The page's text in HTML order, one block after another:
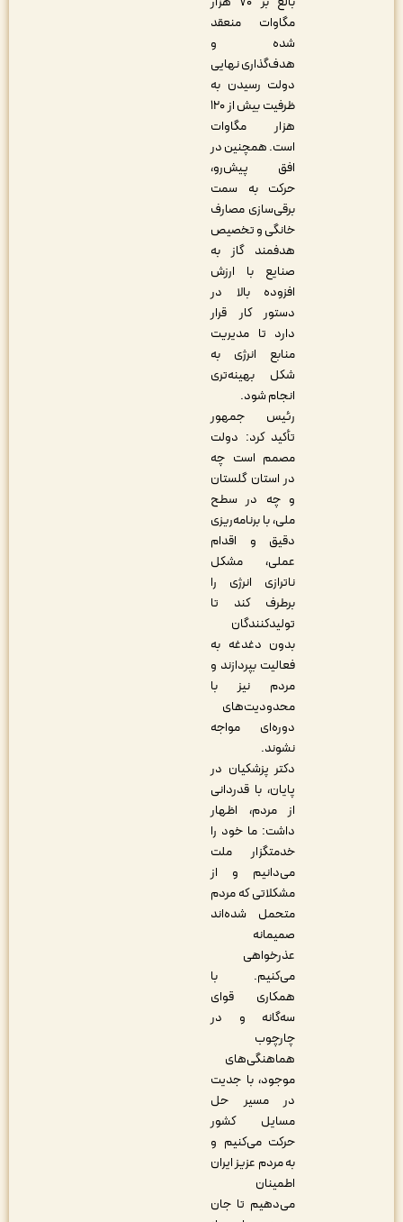
مگاوات منعقد
شده و
هدف‌گذاری نهایی
دولت رسیدن به
ظرفیت بیش از ۱۲۰
هزار مگاوات
است. همچنین در
افق پیش‌رو،
حرکت به سمت
برقی‌سازی مصارف
خانگی و تخصیص
هدفمند گاز به
صنایع با ارزش
افزوده بالا در
دستور کار قرار
دارد تا مدیریت
منابع انرژی به
شکل بهینه‌تری
انجام شود.
رئیس جمهور
تأکید کرد: دولت
مصمم است چه
در استان گلستان
و چه در سطح
ملی، با برنامه‌ریزی
دقیق و اقدام
عملی، مشکل
ناترازی انرژی را
برطرف کند تا
تولیدکنندگان
بدون دغدغه به
فعالیت بپردازند و
مردم نیز با
محدودیت‌های
دوره‌ای مواجه
دکتر پزشکیان در
پایان، با قدردانی
از مردم، اظهار
داشت: ما خود را
خدمتگزار ملت
می‌دانیم و از
مشکلاتی که مردم
متحمل شده‌اند
صمیمانه
عذرخواهی
می‌کنیم. با
همکاری قوای
سه‌گانه و در
چارچوب
هماهنگی‌های
موجود، با جدیت
در مسیر حل
مسایل کشور
حرکت می‌کنیم و
به مردم عزیز ایران
می‌دهیم تا جان